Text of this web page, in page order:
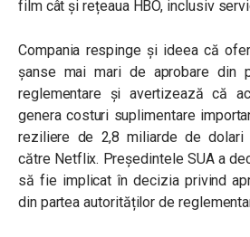
film cât și rețeaua HBO, inclusiv
Compania respinge și ideea că
șanse mai mari de aprobare din
reglementare și avertizează că
genera costuri suplimentare
reziliere de 2,8 miliarde de
către Netflix. Președintele SUA a
să fie implicat în decizia privind
din partea autorităților de